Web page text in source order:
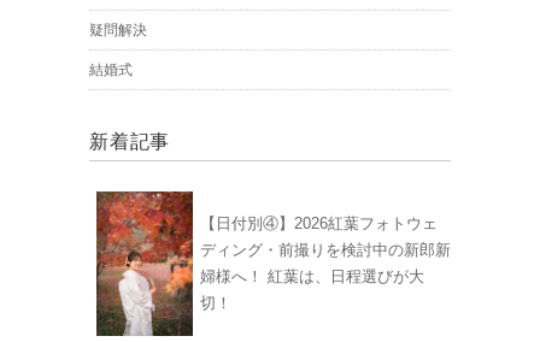
疑問解決
結婚式
新着記事
【日付別④】2026紅葉フォトウェ
ディング・前撮りを検討中の新郎新
婦様へ！ 紅葉は、日程選びが大
切！